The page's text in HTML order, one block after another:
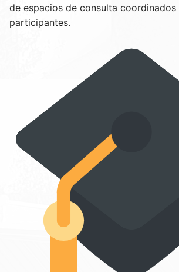
de espacios de consulta
participantes.